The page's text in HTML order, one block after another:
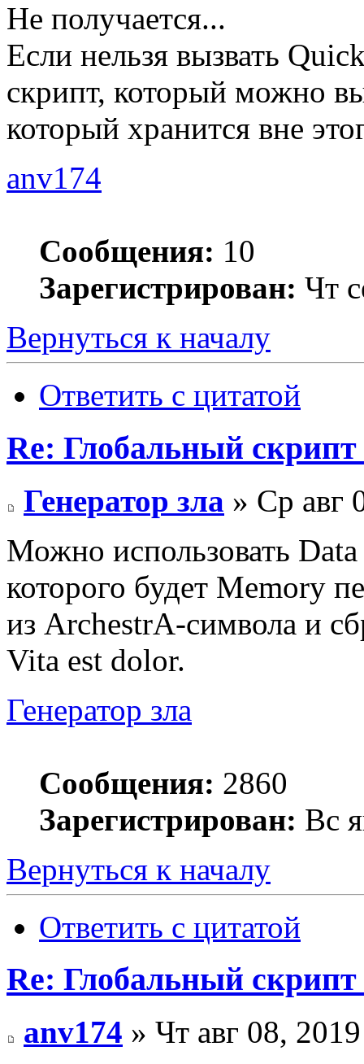
Не получается...
Если нельзя вызвать
скрипт, который можно
который хранится вне
anv174
Сообщения: 10
Зарегистрирован: Чт
Вернуться к началу
Ответить с цитатой
Re: Глобальный
Генератор зла » Ср авг
Можно использовать
которого будет Memory
из ArchestrA-символа и
Vita est dolor.
Генератор зла
Сообщения: 2860
Зарегистрирован: Вс
Вернуться к началу
Ответить с цитатой
Re: Глобальный
anv174 » Чт авг 08,